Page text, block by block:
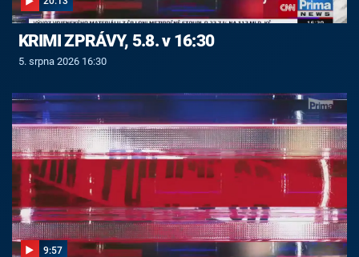
KRIMI ZPRÁVY, 5.8. v 16:30
5. srpna 2026 16:30
9:57